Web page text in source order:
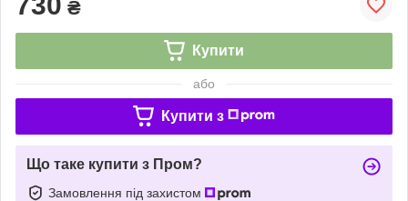
₴
Купити
або
Купити з
Що таке купити з Пром?
Замовлення під захистом